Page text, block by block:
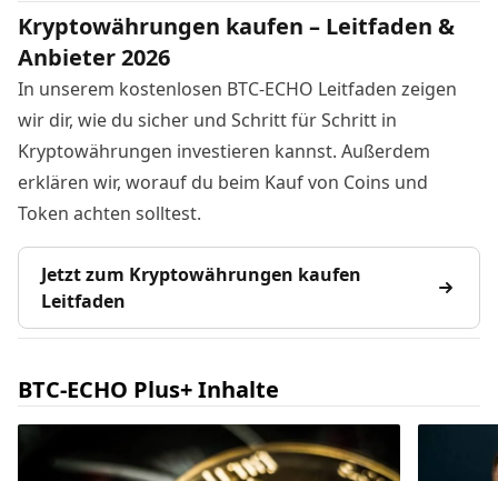
Kryptowährungen kaufen – Leitfaden &
Anbieter 2026
In unserem kostenlosen BTC-ECHO Leitfaden zeigen
wir dir, wie du sicher und Schritt für Schritt in
Kryptowährungen investieren kannst. Außerdem
erklären wir, worauf du beim Kauf von Coins und
Token achten solltest.
Jetzt zum Kryptowährungen kaufen
Leitfaden
BTC-ECHO Plus+ Inhalte